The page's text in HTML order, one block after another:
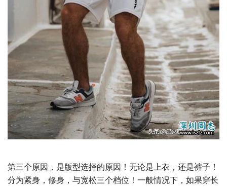
第三个原因，是版型选择的原因！无论是上衣，还是裤子！
分为紧身，修身，与宽松三个档位！一般情况下，如果穿长